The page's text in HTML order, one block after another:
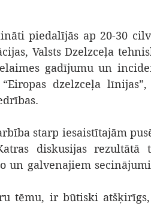
piedalījās ap 20-30
Valsts Dzelzceļa
gadījumu un
dzelzceļa līnijas”,
starp iesaistītajām
diskusijas rezultātā
un galvenajiem
tēmu, ir būtiski